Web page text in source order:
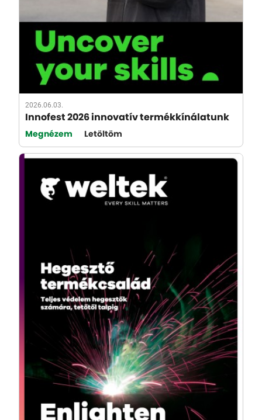
2026.06.03.
Innofest 2026 innovatív termékkínálatunk
Megnézem Letöltöm